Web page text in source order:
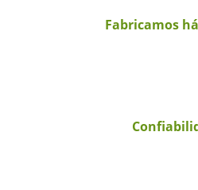
Fabricamos